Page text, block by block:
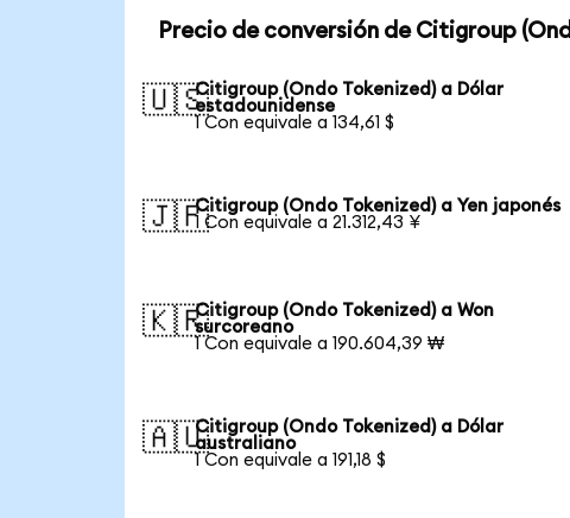
Precio de conversión de Citigroup
🇺🇸Citigroup (Ondo Tokenized) a Dólar
estadounidense
1 Con equivale a 134,61 $
🇯🇵Citigroup (Ondo Tokenized) a Yen japonés
1 Con equivale a 21.312,43 ¥
🇰🇷Citigroup (Ondo Tokenized) a Won
surcoreano
1 Con equivale a 190.604,39 ₩
🇦🇺Citigroup (Ondo Tokenized) a Dólar
australiano
1 Con equivale a 191,18 $